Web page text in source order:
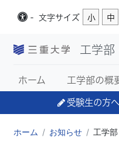
- 文字サイズ 小 中
工学部
ホーム 工学部の概
受験生の方へ
ホーム お知らせ 工学